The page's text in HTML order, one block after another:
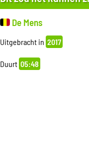
De Mens
Uitgebracht in 2017
Duurt 05:48